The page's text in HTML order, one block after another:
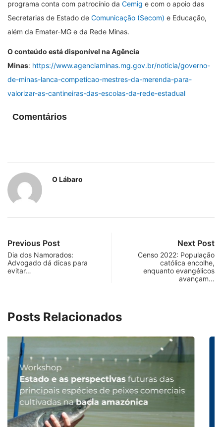
programa conta com patrocínio da Cemig e com o apoio das
Secretarias de Estado de Comunicação (Secom) e Educação,
além da Emater-MG e da Rede Minas.
O conteúdo está disponível na Agência
Minas: https://www.agenciaminas.mg.gov.br/noticia/governo-
de-minas-lanca-competicao-mestres-da-merenda-para-
valorizar-as-cantineiras-das-escolas-da-rede-estadual
Comentários
O Lábaro
Previous Post
Dia dos Namorados:
Advogado dá dicas para
evitar…
Next Post
Censo 2022: População
católica encolhe,
enquanto evangélicos
avançam…
Posts Relacionados